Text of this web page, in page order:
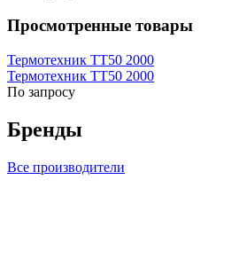
Просмотренные товары
Термотехник ТТ50 2000
Термотехник ТТ50 2000
По запросу
Бренды
Все производители